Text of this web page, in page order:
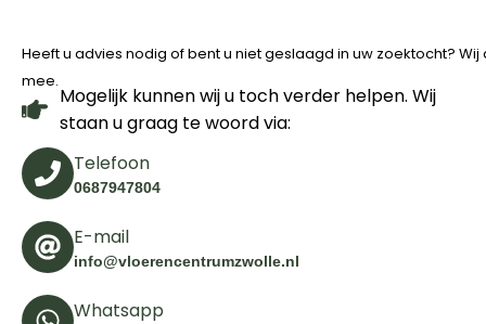
Heeft u advies nodig of bent u niet geslaagd in uw zoektocht?
mee.
Mogelijk kunnen wij u toch verder helpen. Wij
staan u graag te woord via:
Telefoon
0687947804
E-mail
info@vloerencentrumzwolle.nl
Whatsapp